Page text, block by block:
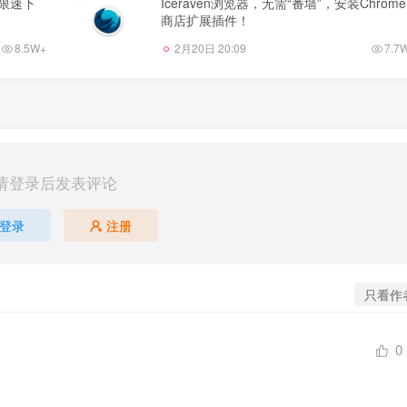
8.5W+
商店扩展插件！
2月20日 20:09
登录后发表评论
登录 注册
只看作
0